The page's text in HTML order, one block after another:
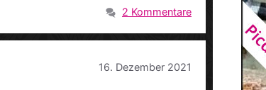
2 Kommentare
16. Dezember 2021